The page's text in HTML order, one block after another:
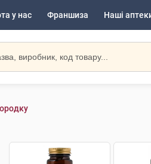
у нас Франшиза Наші